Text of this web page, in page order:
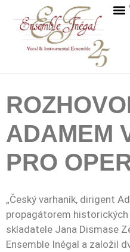
ADAMEM
PRO
„Český varhaník, dirigent
propagátorem historických
skladatele Jana Dismase
Ensemble Inégal a založil